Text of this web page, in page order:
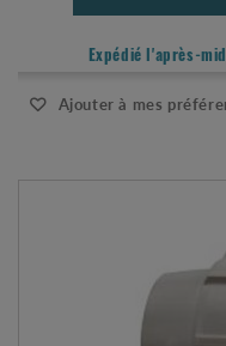
Expédié l'après-
Ajouter à mes